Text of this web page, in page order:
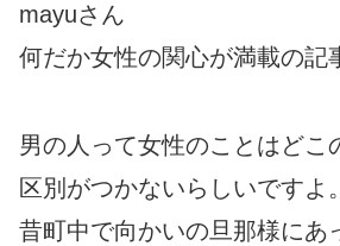
mayuさん
何だか女性の関心が満載の記
男の人って女性のことはどこ
区別がつかないらしいですよ。
昔町中で向かいの旦那様にあ